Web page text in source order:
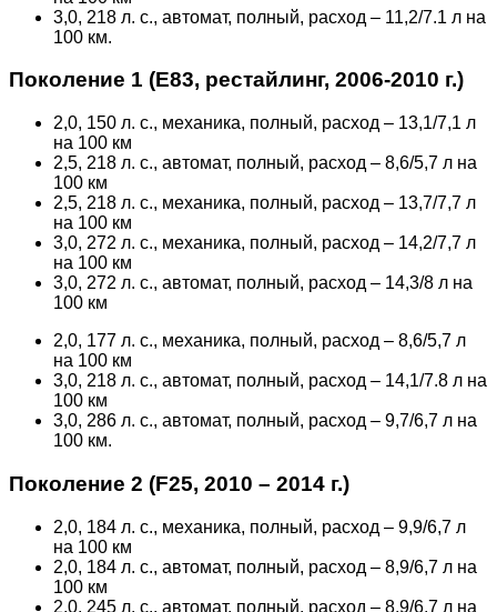
3,0, 218 л. с., автомат, полный, расход – 11,2/7.1 л на
100 км.
Поколение 1 (Е83, рестайлинг, 2006-2010 г.)
2,0, 150 л. с., механика, полный, расход – 13,1/7,1 л
на 100 км
2,5, 218 л. с., автомат, полный, расход – 8,6/5,7 л на
100 км
2,5, 218 л. с., механика, полный, расход – 13,7/7,7 л
на 100 км
3,0, 272 л. с., механика, полный, расход – 14,2/7,7 л
на 100 км
3,0, 272 л. с., автомат, полный, расход – 14,3/8 л на
100 км
2,0, 177 л. с., механика, полный, расход – 8,6/5,7 л
на 100 км
3,0, 218 л. с., автомат, полный, расход – 14,1/7.8 л на
100 км
3,0, 286 л. с., автомат, полный, расход – 9,7/6,7 л на
100 км.
Поколение 2 (F25, 2010 – 2014 г.)
2,0, 184 л. с., механика, полный, расход – 9,9/6,7 л
на 100 км
2,0, 184 л. с., автомат, полный, расход – 8,9/6,7 л на
100 км
2,0, 245 л. с., автомат, полный, расход – 8,9/6,7 л на